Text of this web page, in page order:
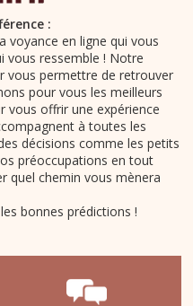
:
voyance en ligne qui vous
vous ressemble ! Notre
vous permettre de retrouver
pour vous les meilleurs
vous offrir une expérience
à toutes les
décisions comme les petits
préoccupations en tout
quel chemin vous mènera
bonnes prédictions !